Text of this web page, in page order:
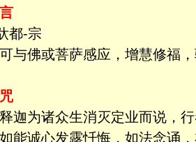
都-宗
与佛或菩萨感应，增慧修福
迦为诸众生消灭定业而说，
能诚心发露忏悔，如法念诵